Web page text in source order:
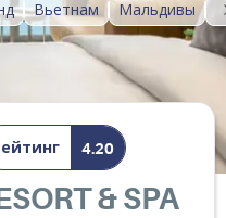
Вьетнам Мальдивы
4.20
& SPA